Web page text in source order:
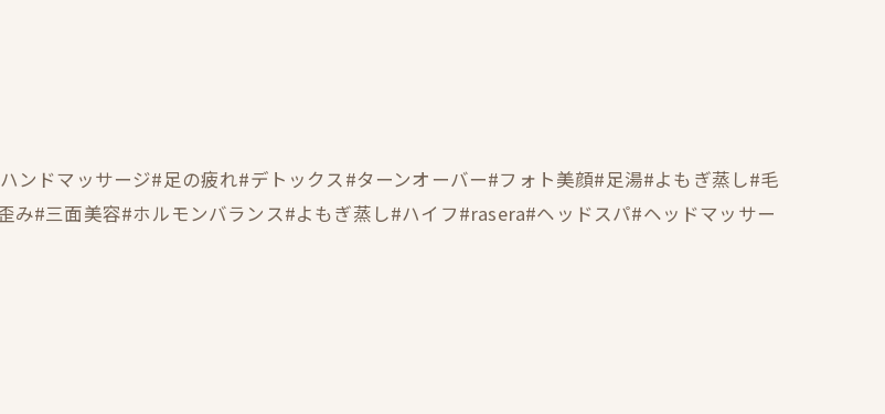
ンドマッサージ#足の疲れ#デトックス#ターンオーバー#フォト美顔#足湯#よもぎ蒸し#毛
#三面美容#ホルモンバランス#よもぎ蒸し#ハイフ#rasera#ヘッドスパ#ヘッドマッサー